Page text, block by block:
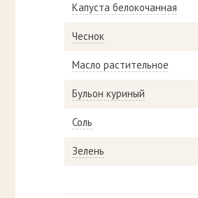
Капуста белокочанная
Чеснок
Масло растительное
Бульон куриный
Соль
Зелень